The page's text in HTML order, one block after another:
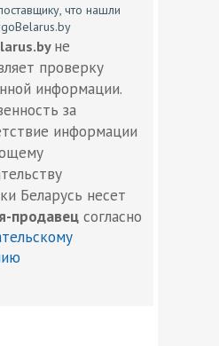
что нашли
не
проверку
информации.
за
информации
Беларусь несет
продавец согласно